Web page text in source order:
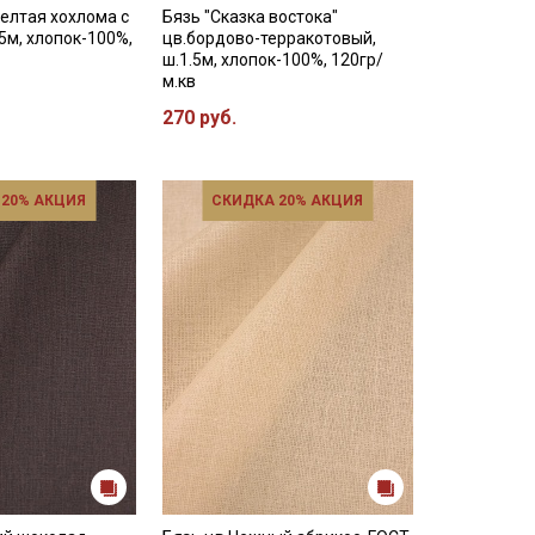
хохлома с
хлопок-100%,
Бязь "Сказка востока"
цв.бордово-терракотовый,
ш.1.5м, хлопок-100%, 120гр/
м.кв
270 руб.
АКЦИЯ СКИДКА 20% АКЦИЯ